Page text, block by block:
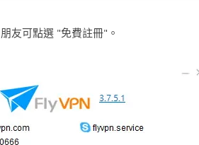
友可點選 "免費註冊"。